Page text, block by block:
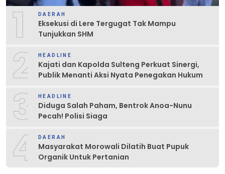
1 DAERAH
Eksekusi di Lere Tergugat Tak Mampu
Tunjukkan SHM
2 HEADLINE
Kajati dan Kapolda Sulteng Perkuat Sinergi,
Publik Menanti Aksi Nyata Penegakan Hukum
3 HEADLINE
Diduga Salah Paham, Bentrok Anoa-Nunu
Pecah! Polisi Siaga
4 DAERAH
Masyarakat Morowali Dilatih Buat Pupuk
Organik Untuk Pertanian